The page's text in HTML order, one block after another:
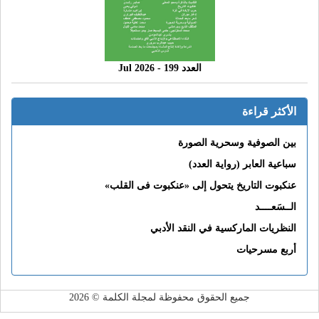
العدد 199 - 2026 Jul
الأكثر قراءة
بين الصوفية وسحرية الصورة
سباعية العابر (رواية العدد)
عنكبوت التاريخ يتحول إلى «عنكبوت فى القلب»
الــسَعــــد
النظريات الماركسية في النقد الأدبي
أربع مسرحيات
جميع الحقوق محفوظة لمجلة الكلمة © 2026